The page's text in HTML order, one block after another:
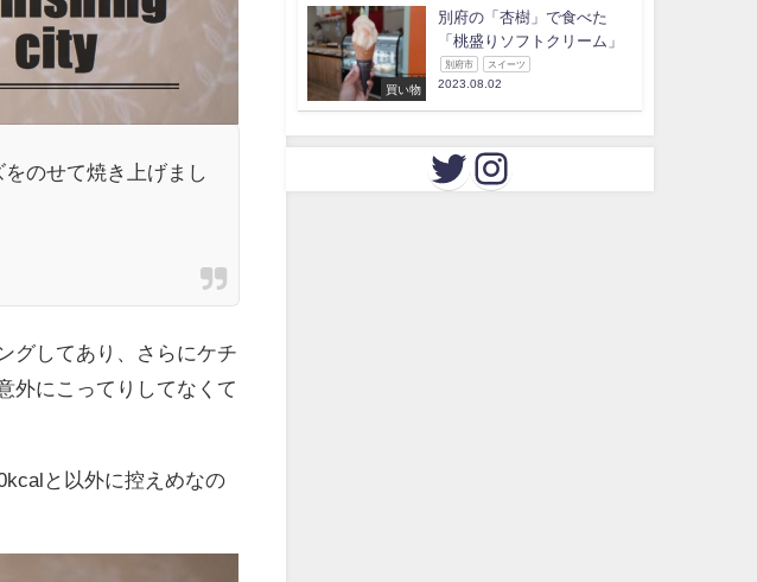
のせて焼き上げまし
グしてあり、さらにケチ
外にこってりしてなくて
と以外に控えめなの
買い物
別府の「杏樹」で食べた
「桃盛りソフトクリーム」
別府市 スイーツ
2023.08.02